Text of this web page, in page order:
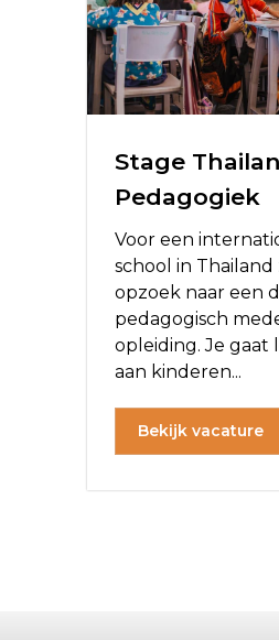
Stage
Pedagogiek
Voor een
school in Thailand
opzoek naar een
pedagogisch
opleiding. Je gaat
aan kinderen...
Bekijk vacature